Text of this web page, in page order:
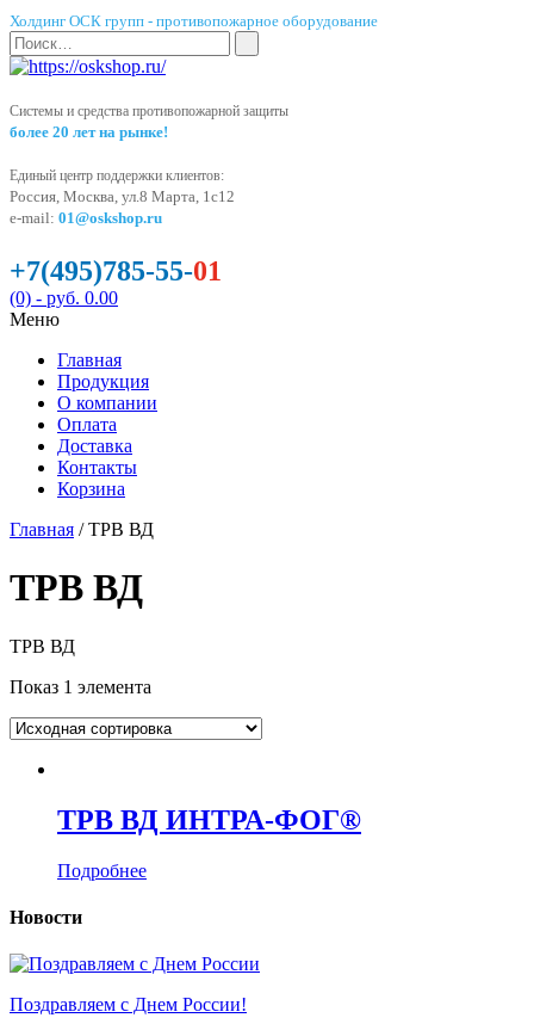
Холдинг ОСК групп - противопожарное оборудование
Системы и средства противопожарной защиты
более 20 лет на рынке!
Единый центр поддержки клиентов:
Россия, Москва, ул.8 Марта, 1с12
e-mail: 01@oskshop.ru
+7(495)785-55-01
(0) - руб. 0.00
Меню
Главная
Продукция
О компании
Оплата
Доставка
Контакты
Корзина
Главная / ТРВ ВД
ТРВ ВД
ТРВ ВД
Показ 1 элемента
ТРВ ВД ИНТРА-ФОГ®
Подробнее
Новости
Поздравляем с Днем России!